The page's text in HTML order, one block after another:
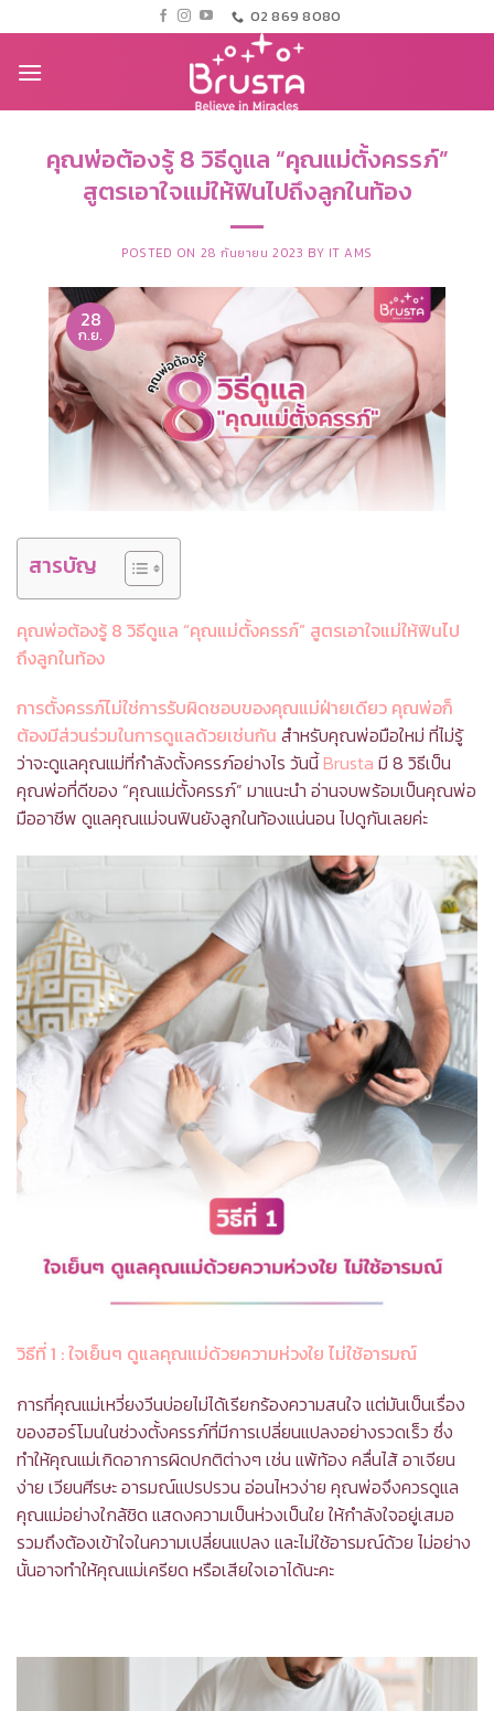
ไป
02 869 8080
คุณพ่อต้องรู้ 8 วิธีดูแล “คุณแม่ตั้งครรภ์”
สูตรเอาใจแม่ให้ฟินไปถึงลูกในท้อง
POSTED ON 28 กันยายน 2023 BY IT AMS
28
ก.ย.
สารบัญ
คุณพ่อต้องรู้ 8 วิธีดูแล “คุณแม่ตั้งครรภ์” สูตรเอาใจแม่ให้ฟินไป
ถึงลูกในท้อง
การตั้งครรภ์ไม่ใช่การรับผิดชอบของคุณแม่ฝ่ายเดียว คุณพ่อก็
ต้องมีส่วนร่วมในการดูแลด้วยเช่นกัน สำหรับคุณพ่อมือใหม่ ที่ไม่รู้
ว่าจะดูแลคุณแม่ที่กำลังตั้งครรภ์อย่างไร วันนี้Brusta มี 8 วิธีเป็น
คุณพ่อที่ดีของ “คุณแม่ตั้งครรภ์” มาแนะนำ อ่านจบพร้อมเป็นคุณพ่อ
มืออาชีพ ดูแลคุณแม่จนฟินยังลูกในท้องแน่นอน ไปดูกันเลยค่ะ
วิธีที่ 1 : ใจเย็นๆ ดูแลคุณแม่ด้วยความห่วงใย ไม่ใช้อารมณ์
การที่คุณแม่เหวี่ยงวีนบ่อยไม่ได้เรียกร้องความสนใจ แต่มันเป็นเรื่อง
ของฮอร์โมนในช่วงตั้งครรภ์ที่มีการเปลี่ยนแปลงอย่างรวดเร็ว ซึ่ง
ทำให้คุณแม่เกิดอาการผิดปกติต่างๆ เช่น แพ้ท้อง คลื่นไส้ อาเจียน
ง่าย เวียนศีรษะ อารมณ์แปรปรวน อ่อนไหวง่าย คุณพ่อจึงควรดูแล
คุณแม่อย่างใกล้ชิด แสดงความเป็นห่วงเป็นใย ให้กำลังใจอยู่เสมอ
รวมถึงต้องเข้าใจในความเปลี่ยนแปลง และไม่ใช้อารมณ์ด้วย ไม่อย่าง
นั้นอาจทำให้คุณแม่เครียด หรือเสียใจเอาได้นะคะ